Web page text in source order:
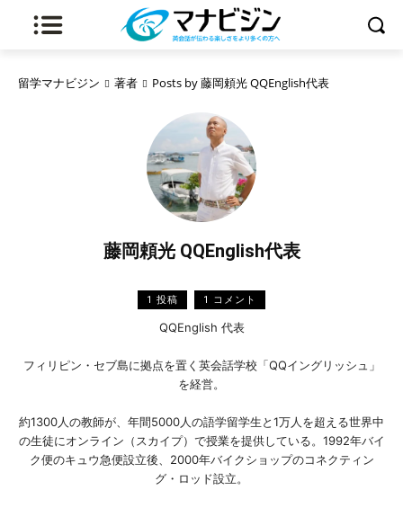
留学マナビジン 著者 Posts by 藤岡頼光 QQEnglish代表
藤岡頼光 QQEnglish代表
1 投稿 1 コメント
QQEnglish 代表
フィリピン・セブ島に拠点を置く英会話学校「QQイングリッシュ」
を経営。
約1300人の教師が、年間5000人の語学留学生と1万人を超える世界中
の生徒にオンライン（スカイプ）で授業を提供している。1992年バイ
ク便のキュウ急便設立後、2000年バイクショップのコネクティン
グ・ロッド設立。